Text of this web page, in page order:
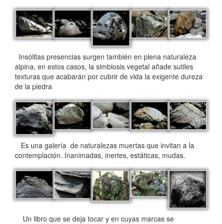
Insólitas presencias surgen también en plena naturaleza
alpina, en estos casos, la simbiosis vegetal añade sutiles
texturas que acabarán por cubrir de vida la exigente dureza
de la piedra
Es una galería de naturalezas muertas que invitan a la
contemplación. Inanimadas, inertes, estáticas, mudas.
Un libro que se deja tocar y en cuyas marcas se